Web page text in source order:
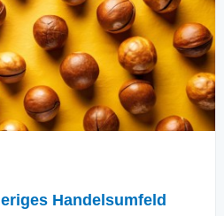
Handelsumfeld